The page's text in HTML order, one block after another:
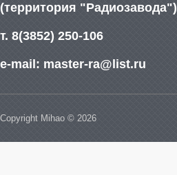
(территория "Радиозавода")
т. 8(3852) 250-106
e-mail: master-ra@list.ru
Copyright Mihao © 2026